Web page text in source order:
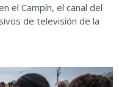
el Campín, el canal del
de televisión de la